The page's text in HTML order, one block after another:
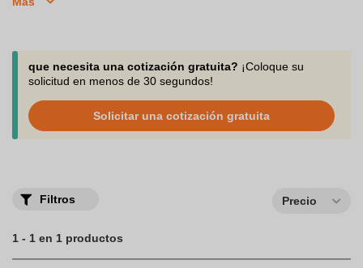
Gracias a las
colección de
escuelas y centros educativos, de apoyo escolar o escuelas de
idiomas o deportivas. Puedes beneficiarte de asesoramiento
Tramita tus pedidos para pequeñas cantidades a partir de 10
productos, y así poder crear diversas sudaderas para diferentes
grupos o colectivos.
que necesita una cotización gratuita? ¡Coloque su
solicitud en menos de 30 segundos!
Solicitar una cotización gratuita
Filtros Precio
1 - 1 en 1 productos